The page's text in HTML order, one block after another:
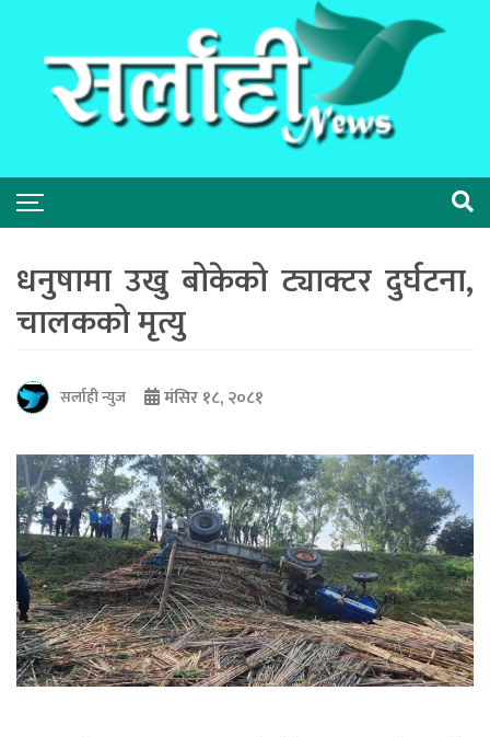
धनुषामा उखु बोकेको ट्याक्टर दुर्घटना,
चालकको मृत्यु
सर्लाही न्युज मंसिर १८, २०८१